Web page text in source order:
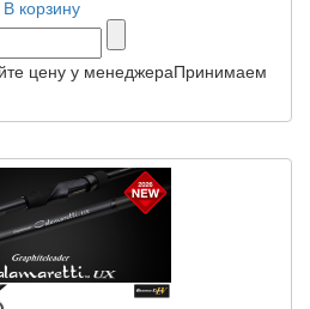
В корзину
цену у менеджераПринимаем